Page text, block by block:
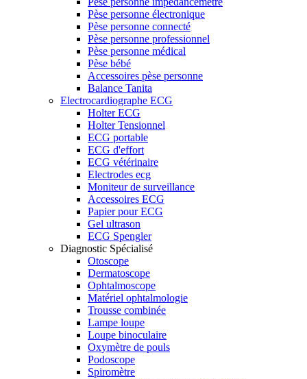
Pèse personne électronique
Pèse personne connecté
Pèse personne professionnel
Pèse personne médical
Pèse bébé
Accessoires pèse personne
Balance Tanita
Electrocardiographe ECG
Holter ECG
Holter Tensionnel
ECG portable
ECG d'effort
ECG vétérinaire
Electrodes ecg
Moniteur de surveillance
Accessoires ECG
Papier pour ECG
Gel ultrason
ECG Spengler
Diagnostic Spécialisé
Otoscope
Dermatoscope
Ophtalmoscope
Matériel ophtalmologie
Trousse combinée
Lampe loupe
Loupe binoculaire
Oxymètre de pouls
Podoscope
Spiromètre